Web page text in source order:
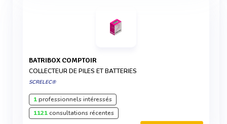
BATRIBOX COMPTOIR
COLLECTEUR DE PILES ET BATTERIES
SCRELEC®
1professionnels intéressés
1121consultations récentes